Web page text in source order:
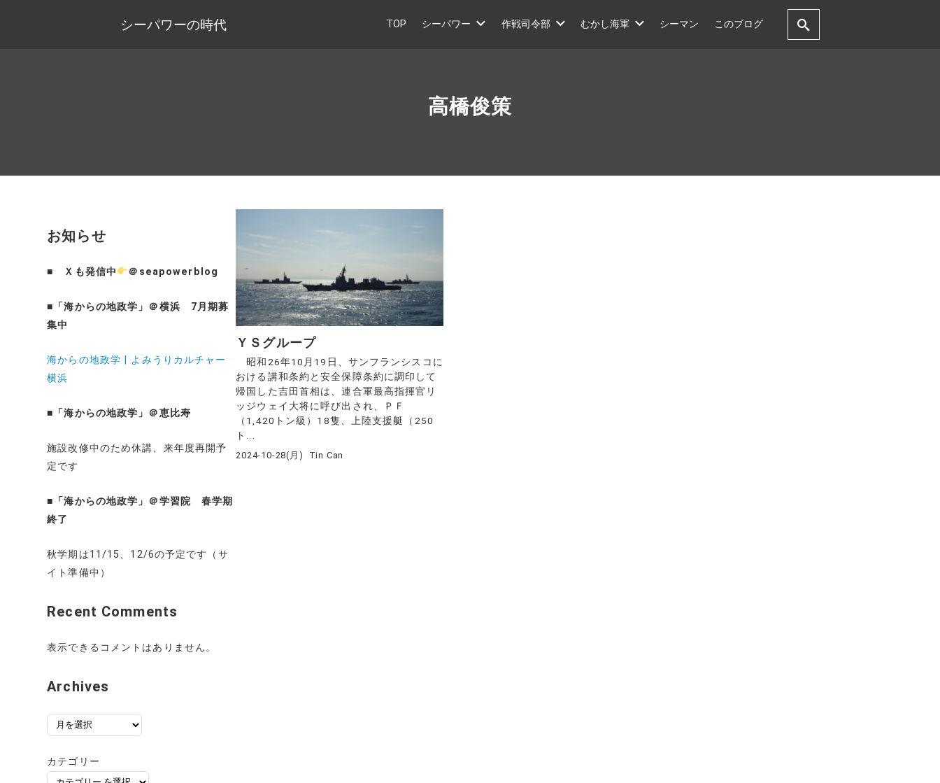
シーパワーの時代 TOP シーパワー 作戦司令部 むかし海軍 シーマン このブログ
高橋俊策
ＹＳグループ
昭和26年10月19日、サンフランシスコに
おける講和条約と安全保障条約に調印して
帰国した吉田首相は、連合軍最高指揮官リ
ッジウェイ大将に呼び出され、ＰＦ
（1,420トン級）18隻、上陸支援艇（250
ト...
2024-10-28(月) Tin Can
お知らせ
■ Ｘも発信中 ＠seapowerblog
■ 「海からの地政学」＠横浜 7月期募
集中
海からの地政学 | よみうりカルチャー
横浜
■ 「海からの地政学」＠恵比寿
施設改修中のため休講、来年度再開予
定です
■ 「海からの地政学」＠学習院 春学期
終了
秋学期は11/15、12/6の予定です（サ
イト準備中）
Recent Comments
表示できるコメントはありません。
Archives
ー
カ
イ
カテゴリー